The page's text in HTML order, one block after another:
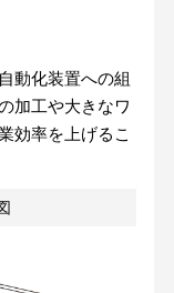
動化装置への組
加工や大きなワ
効率を上げるこ